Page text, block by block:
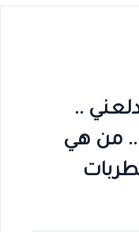
..
من هي